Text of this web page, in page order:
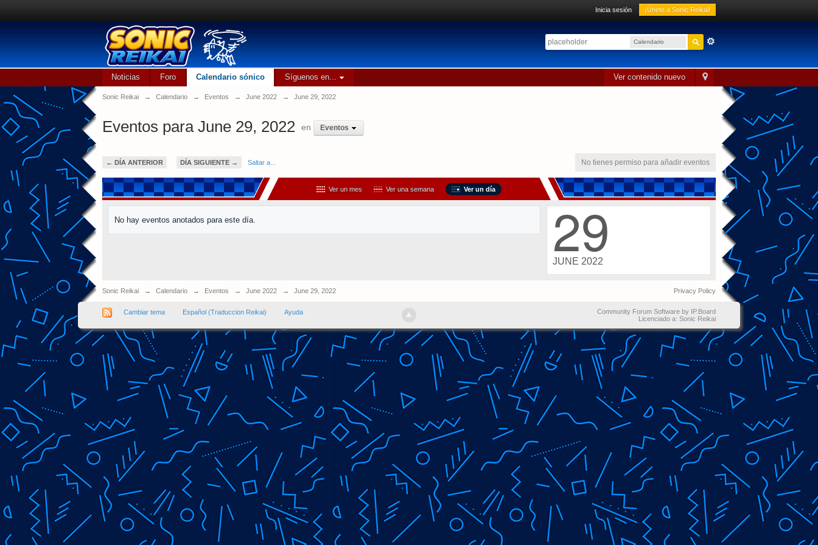
Inicia sesión ¡Únete a Sonic Reikai!
Calendario
sónico
Ver contenido nuevo
Noticias Foro Calendario sónico Síguenos en...
Sonic Reikai → Calendario → Eventos → June 2022 → June 29, 2022
Eventos para June 29, 2022 en Eventos
← DÍA ANTERIOR DÍA SIGUIENTE → Saltar a... No tienes permiso para añadir eventos
Ver un mes Ver una semana Ver un día
No hay eventos anotados para este día. 29
JUNE 2022
Sonic Reikai → Calendario → Eventos → June 2022 → June 29, 2022 Privacy Policy
Cambiar tema Español (Traduccion Reikai) Ayuda
Community Forum Software by IP.Board
Licenciado a: Sonic Reikai